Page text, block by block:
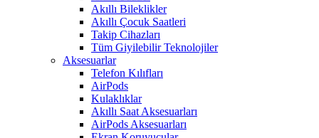
Akıllı Bileklikler
Akıllı Çocuk Saatleri
Takip Cihazları
Tüm Giyilebilir Teknolojiler
Aksesuarlar
Telefon Kılıfları
AirPods
Kulaklıklar
Akıllı Saat Aksesuarları
AirPods Aksesuarları